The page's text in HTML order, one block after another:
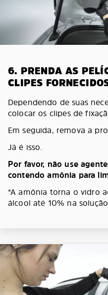
6. PRENDA AS
CLIPES
Dependendo de suas
colocar os clipes de
Em seguida, remova a
Já é isso.
Por favor, não use
contendo amônia para
*A amônia torna o vidro
álcool até 10% na